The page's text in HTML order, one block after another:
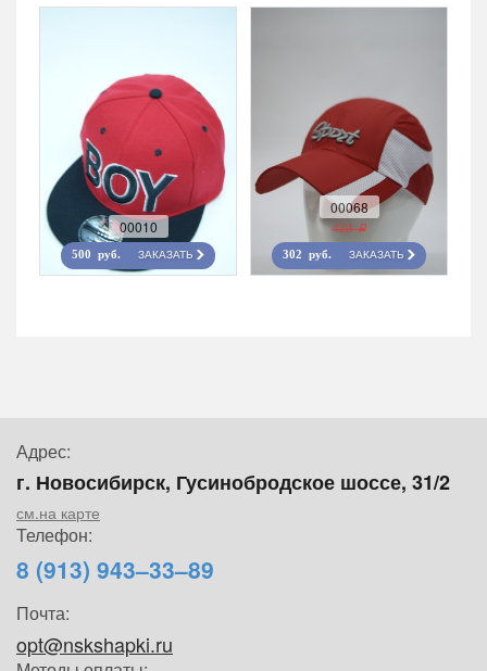
00010
500 руб. ЗАКАЗАТЬ
00068
420 r
302 руб. ЗАКАЗАТЬ
Адрес:
г. Новосибирск, Гусинобродское шоссе, 31/2
см.на карте
Телефон:
8 (913) 943–33–89
Почта:
opt@nskshapki.ru